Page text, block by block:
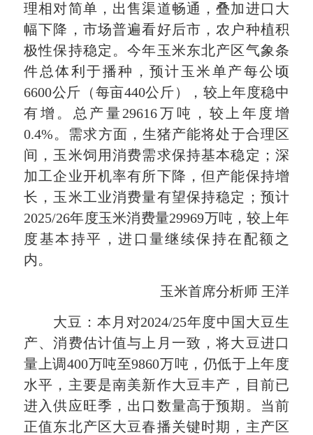
理相对简单，出售渠道畅通，叠加进口大
幅下降，市场普遍看好后市，农户种植积
极性保持稳定。今年玉米东北产区气象条
件总体利于播种，预计玉米单产每公顷
6600公斤（每亩440公斤），较上年度稳中
有增。总产量29616万吨，较上年度增
0.4%。需求方面，生猪产能将处于合理区
间，玉米饲用消费需求保持基本稳定；深
加工企业开机率有所下降，但产能保持增
长，玉米工业消费量有望保持稳定；预计
2025/26年度玉米消费量29969万吨，较上年
度基本持平，进口量继续保持在配额之
内。
玉米首席分析师 王洋
大豆：本月对2024/25年度中国大豆生
产、消费估计值与上月一致，将大豆进口
量上调400万吨至9860万吨，仍低于上年度
水平，主要是南美新作大豆丰产，目前已
进入供应旺季，出口数量高于预期。当前
正值东北产区大豆春播关键时期，主产区